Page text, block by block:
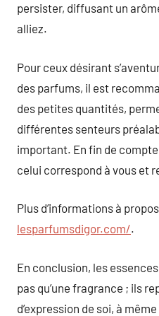
persister, diffusant un
alliez.
Pour ceux désirant
des parfums, il est
des petites quantités,
différentes senteurs
important. En fin de
celui correspond à vous et
Plus d’informations à
lesparfumsdigor.com/.
En conclusion, les
pas qu’une fragrance ; ils
d’expression de soi, à